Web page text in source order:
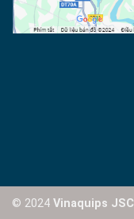
© 2024 Vinaquips JSC